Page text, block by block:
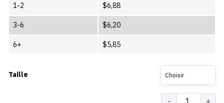
1-2 $6,88
3-6 $6,20
6+ $5,85
Taille Choisir